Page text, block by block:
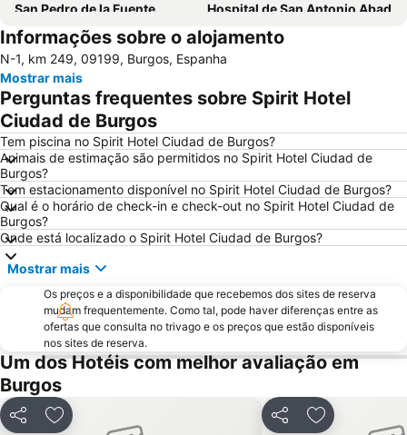
San Pedro de la Fuente
Hospital de San Antonio Abad
Informações sobre o alojamento
N-1, km 249, 09199, Burgos, Espanha
Mostrar mais
Perguntas frequentes sobre Spirit Hotel
Ciudad de Burgos
Tem piscina no Spirit Hotel Ciudad de Burgos?
Animais de estimação são permitidos no Spirit Hotel Ciudad de
Burgos?
Tem estacionamento disponível no Spirit Hotel Ciudad de Burgos?
Qual é o horário de check-in e check-out no Spirit Hotel Ciudad de
Burgos?
Onde está localizado o Spirit Hotel Ciudad de Burgos?
Mostrar mais
Os preços e a disponibilidade que recebemos dos sites de reserva
mudam frequentemente. Como tal, pode haver diferenças entre as
ofertas que consulta no trivago e os preços que estão disponíveis
nos sites de reserva.
Um dos Hotéis com melhor avaliação em
Burgos
PartilharAdicionar aos favoritos PartilharAdicionar